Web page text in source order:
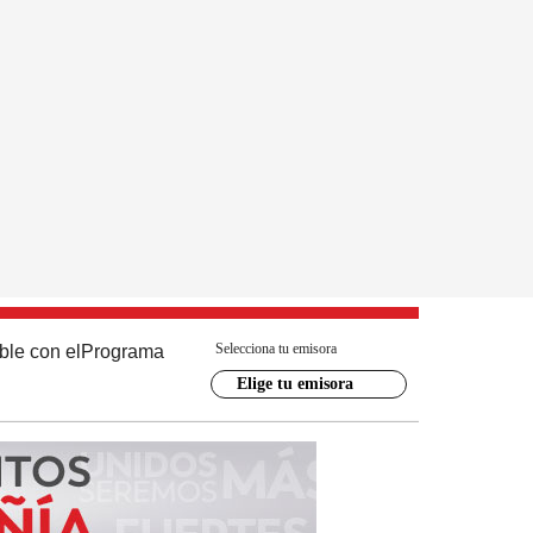
con el Programa Selecciona tu emisora
Elige tu emisora